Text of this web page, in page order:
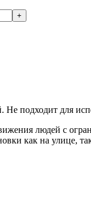
подходит для
людей с
как на улице,